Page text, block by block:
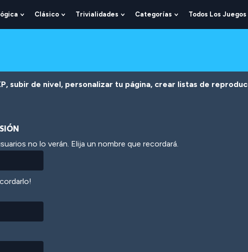
Show
Submenu
Clásico
Show
Submenu
Trivialidades
Show
Submenu
Categorías
Show
Submenu
Todos Los Juegos
subir de nivel, personalizar tu página, crear listas de
no lo verán. Elija un nombre que recordará.